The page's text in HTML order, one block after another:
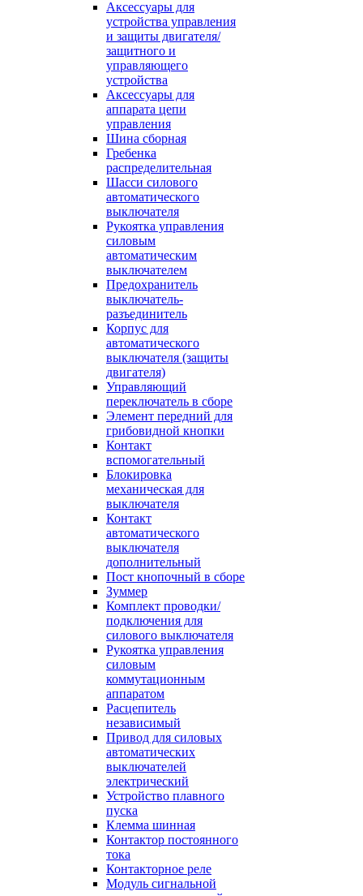
Аксессуары для
устройства управления
и защиты двигателя/
защитного и
управляющего
устройства
Аксессуары для
аппарата цепи
управления
Шина сборная
Гребенка
распределительная
Шасси силового
автоматического
выключателя
Рукоятка управления
силовым
автоматическим
выключателем
Предохранитель
выключатель-
разъединитель
Корпус для
автоматического
выключателя (защиты
двигателя)
Управляющий
переключатель в сборе
Элемент передний для
грибовидной кнопки
Контакт
вспомогательный
Блокировка
механическая для
выключателя
Контакт
автоматического
выключателя
дополнительный
Пост кнопочный в сборе
Зуммер
Комплект проводки/
подключения для
силового выключателя
Рукоятка управления
силовым
коммутационным
аппаратом
Расцепитель
независимый
Привод для силовых
автоматических
выключателей
электрический
Устройство плавного
пуска
Клемма шинная
Контактор постоянного
тока
Контакторное реле
Модуль сигнальной